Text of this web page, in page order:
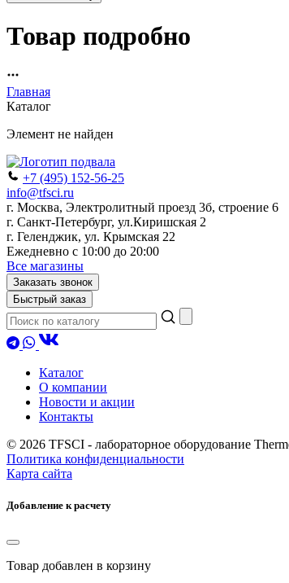
Товар подробно
Главная
Каталог
Элемент не найден
+7 (495) 152-56-25
info@tfsci.ru
г. Москва, Электролитный проезд 3б, строение 6
г. Санкт-Петербург, ул.Киришская 2
г. Геленджик, ул. Крымская 22
Ежедневно с 10:00 до 20:00
Все магазины
Заказать звонок
Быстрый заказ
Каталог
О компании
Новости и акции
Контакты
© 2026 TFSCI - лабораторное оборудование
Политика конфиденциальности
Карта сайта
Добавление к расчету
Товар добавлен в корзину